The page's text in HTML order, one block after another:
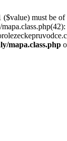
must be
mapa.class.php